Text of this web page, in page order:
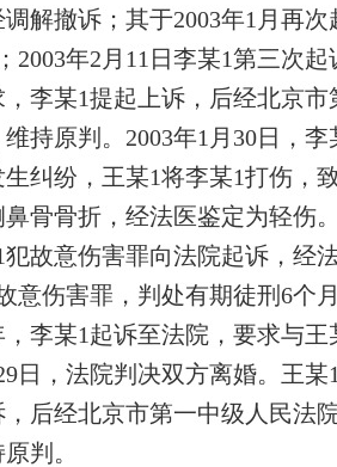
解撤诉；其于2003年1月再
2003年2月11日李某1第三次
，李某1提起上诉，后经北京
持原判。2003年1月30日，李
纠纷，王某1将李某1打伤，
骨骨折，经法医鉴定为轻伤
犯故意伤害罪向法院起诉，经
意伤害罪，判处有期徒刑6个
，李某1起诉至法院，要求与王
日，法院判决双方离婚。王
后经北京市第一中级人民法
判。